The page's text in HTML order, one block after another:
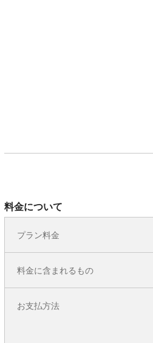
料金について
プラン料金
料金に含まれるもの
お支払方法